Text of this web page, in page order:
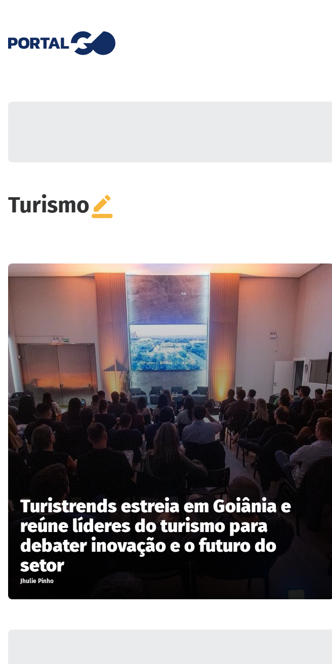
Turismo
Turistrends estreia em Goiânia e
reúne líderes do turismo para
debater inovação e o futuro do
setor
Jhulie Pinho